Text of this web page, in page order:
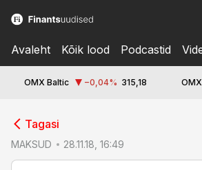
Avaleht Kõik lood Podcastid
OMX Baltic −0,04% 315,18
Tagasi
MAKSUD 28.11.18, 16:49